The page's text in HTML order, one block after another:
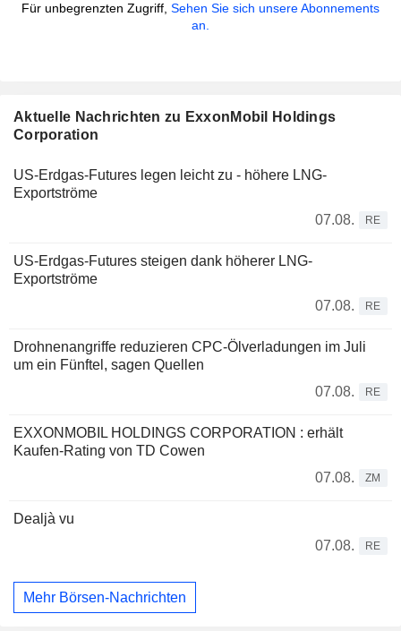
Für unbegrenzten Zugriff, Sehen Sie sich unsere Abonnements
an.
Aktuelle Nachrichten zu ExxonMobil Holdings
Corporation
US-Erdgas-Futures legen leicht zu - höhere LNG-
Exportströme
07.08.
RE
US-Erdgas-Futures steigen dank höherer LNG-
Exportströme
07.08.
RE
Drohnenangriffe reduzieren CPC-Ölverladungen im Juli
um ein Fünftel, sagen Quellen
07.08.
RE
EXXONMOBIL HOLDINGS CORPORATION : erhält
Kaufen-Rating von TD Cowen
07.08.
ZM
Dealjà vu
07.08.
RE
Mehr Börsen-Nachrichten